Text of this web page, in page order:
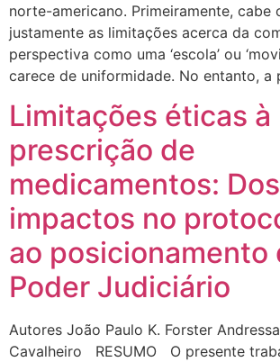
norte-americano. Primeiramente, cabe
justamente as limitações acerca da
perspectiva como uma ‘escola’ ou
carece de uniformidade. No entanto,
Limitações éticas à
prescrição de
medicamentos: Dos
impactos no
ao posicionamento
Poder Judiciário
Autores João Paulo K. Forster
Cavalheiro RESUMO O presente